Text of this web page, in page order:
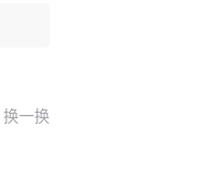
换一换